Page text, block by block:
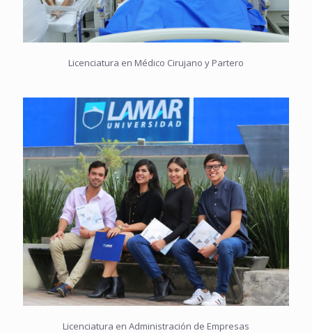
Licenciatura en Médico Cirujano y Partero
Licenciatura en Administración de Empresas